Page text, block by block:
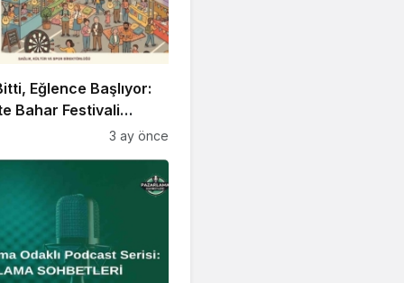
Eğlence Başlıyor:
Bahar Festivali
3 ay önce